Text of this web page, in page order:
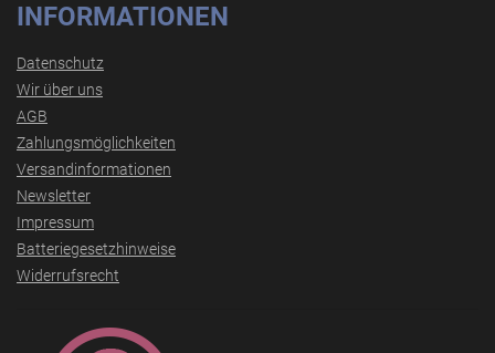
INFORMATIONEN
Datenschutz
Wir über uns
AGB
Zahlungsmöglichkeiten
Versandinformationen
Newsletter
Impressum
Batteriegesetzhinweise
Widerrufsrecht